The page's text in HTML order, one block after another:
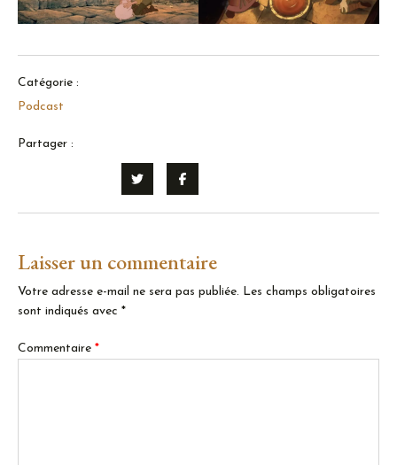
Catégorie :
Podcast
Partager :
Laisser un commentaire
Votre adresse e-mail ne sera pas publiée. Les champs obligatoires
sont indiqués avec *
Commentaire *